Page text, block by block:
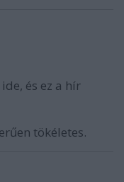
és ez a hír
tökéletes.